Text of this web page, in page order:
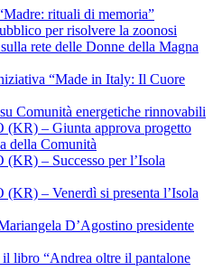
rituali di memoria”
per risolvere la zoonosi
rete delle Donne della Magna
“Made in Italy: Il Cuore
Comunità energetiche rinnovabili
– Giunta approva progetto
della Comunità
– Successo per l’Isola
– Venerdì si presenta l’Isola
D’Agostino presidente
libro “Andrea oltre il pantalone